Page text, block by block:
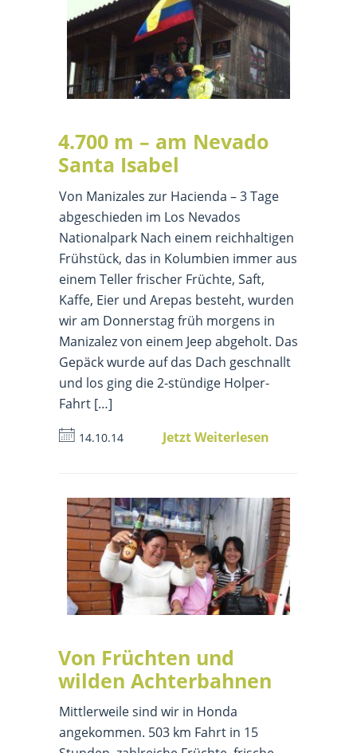
4.700 m – am Nevado
Santa Isabel
Von Manizales zur Hacienda – 3 Tage
abgeschieden im Los Nevados
Nationalpark Nach einem reichhaltigen
Frühstück, das in Kolumbien immer aus
einem Teller frischer Früchte, Saft,
Kaffe, Eier und Arepas besteht, wurden
wir am Donnerstag früh morgens in
Manizalez von einem Jeep abgeholt. Das
Gepäck wurde auf das Dach geschnallt
und los ging die 2-stündige Holper-
Fahrt […]
14.10.14 Jetzt Weiterlesen
Von Früchten und
wilden Achterbahnen
Mittlerweile sind wir in Honda
angekommen. 503 km Fahrt in 15